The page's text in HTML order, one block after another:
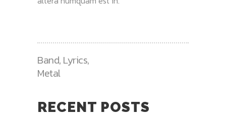
Band, Lyrics,
Metal
RECENT POSTS